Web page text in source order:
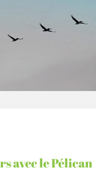
avec le Pélican